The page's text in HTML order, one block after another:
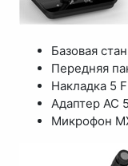
Базовая
Передняя
Накладка 5
Адаптер AC
Микрофон